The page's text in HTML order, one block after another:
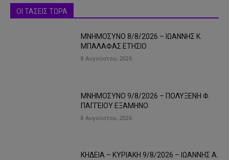
ΟΙ ΤΑΣΕΙΣ ΤΩΡΑ
ΜΝΗΜΟΣΥΝΟ 8/8/2026 – ΙΩΑΝΝΗΣ Κ.
ΜΠΑΛΑΦΑΣ ΕΤΗΣΙΟ
8 Αυγούστου, 2026
ΜΝΗΜΟΣΥΝΟ 9/8/2026 – ΠΟΛΥΞΕΝΗ Φ.
ΠΑΓΓΕΙΟΥ ΕΞΑΜΗΝΟ
8 Αυγούστου, 2026
ΚΗΔΕΙΑ – ΚΥΡΙΑΚΗ 9/8/2026 – ΙΩΑΝΝΗΣ Α.